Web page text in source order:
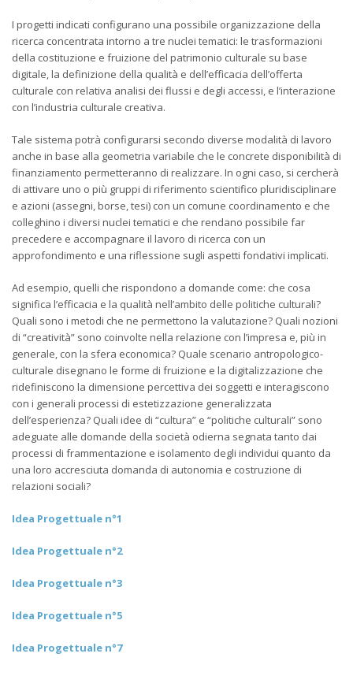
I progetti indicati configurano una possibile organizzazione della
ricerca concentrata intorno a tre nuclei tematici: le trasformazioni
della costituzione e fruizione del patrimonio culturale su base
digitale, la definizione della qualità e dell’efficacia dell’offerta
culturale con relativa analisi dei flussi e degli accessi, e l’interazione
con l’industria culturale creativa.
Tale sistema potrà configurarsi secondo diverse modalità di lavoro
anche in base alla geometria variabile che le concrete disponibilità di
finanziamento permetteranno di realizzare. In ogni caso, si cercherà
di attivare uno o più gruppi di riferimento scientifico pluridisciplinare
e azioni (assegni, borse, tesi) con un comune coordinamento e che
colleghino i diversi nuclei tematici e che rendano possibile far
precedere e accompagnare il lavoro di ricerca con un
approfondimento e una riflessione sugli aspetti fondativi implicati.
Ad esempio, quelli che rispondono a domande come: che cosa
significa l’efficacia e la qualità nell’ambito delle politiche culturali?
Quali sono i metodi che ne permettono la valutazione? Quali nozioni
di “creatività” sono coinvolte nella relazione con l’impresa e, più in
generale, con la sfera economica? Quale scenario antropologico-
culturale disegnano le forme di fruizione e la digitalizzazione che
ridefiniscono la dimensione percettiva dei soggetti e interagiscono
con i generali processi di estetizzazione generalizzata
dell’esperienza? Quali idee di “cultura” e “politiche culturali” sono
adeguate alle domande della società odierna segnata tanto dai
processi di frammentazione e isolamento degli individui quanto da
una loro accresciuta domanda di autonomia e costruzione di
relazioni sociali?
Idea Progettuale n°1
Idea Progettuale n°2
Idea Progettuale n°3
Idea Progettuale n°5
Idea Progettuale n°7